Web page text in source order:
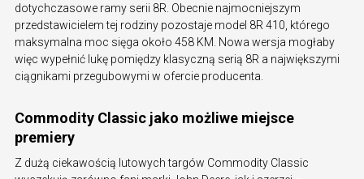
dotychczasowe ramy serii 8R. Obecnie najmocniejszym
przedstawicielem tej rodziny pozostaje model 8R 410, którego
maksymalna moc sięga około 458 KM. Nowa wersja mogłaby
więc wypełnić lukę pomiędzy klasyczną serią 8R a największymi
ciągnikami przegubowymi w ofercie producenta.
Commodity Classic jako możliwe miejsce
premiery
Z dużą ciekawością lutowych targów Commodity Classic